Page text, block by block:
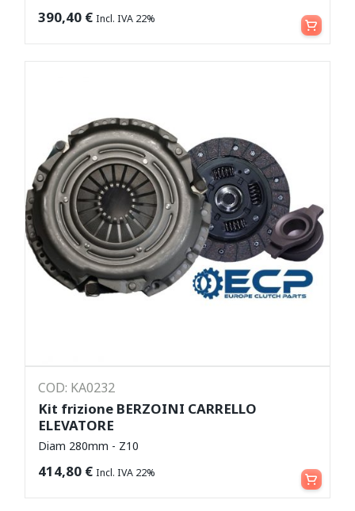
390,40 € Incl. IVA 22% Aggiungi al carrello
COD: KA0232
Kit frizione BERZOINI CARRELLO
ELEVATORE
Diam 280mm - Z10
414,80 € Incl. IVA 22% Aggiungi al carrello